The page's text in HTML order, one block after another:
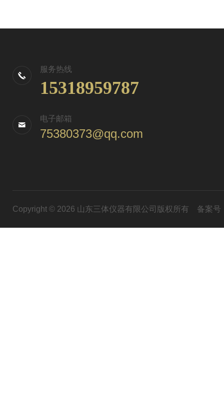
服务热线
15318959787
电子邮箱
75380373@qq.com
Copyright © 2026 山东三体仪器有限公司版权所有 备案号